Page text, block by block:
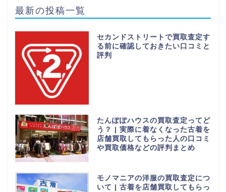
最新の投稿一覧
セカンドストリートで買取査定す
る前に確認しておきたい口コミと
評判
たんぽぽハウスの買取査定ってど
う？ | 実際に着なくなった古着を
店舗買取してもらった人の口コミ
や買取価格などの評判まとめ
モノマニアの洋服の買取査定につ
いて | 古着を店舗買取してもらっ